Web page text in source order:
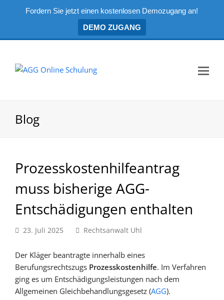
Fordern Sie jetzt einen kostenlosen Demozugang an!
DEMO ZUGANG
Blog
Prozesskostenhilfeantrag
muss bisherige AGG-
Entschädigungen enthalten
23. Juli 2025 Rechtsanwalt Uhl
Der Kläger beantragte innerhalb eines
Berufungsrechtszugs Prozesskostenhilfe. Im Verfahren
ging es um Entschädigungsleistungen nach dem
Allgemeinen Gleichbehandlungsgesetz (AGG).